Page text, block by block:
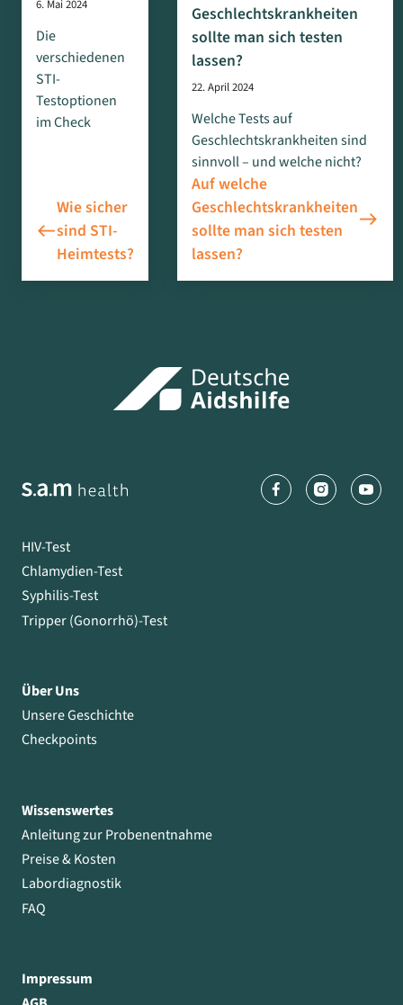
6. Mai 2024
Die
verschiedenen
STI-
Testoptionen
im Check
west
Wie sicher
sind STI-
Heimtests?
Geschlechtskrankheiten
sollte man sich testen
lassen?
22. April 2024
Welche Tests auf
Geschlechtskrankheiten sind
sinnvoll – und welche nicht?
Auf welche
Geschlechtskrankheiten
sollte man sich testen
lassen?
east
HIV-Test
Chlamydien-Test
Syphilis-Test
Tripper (Gonorrhö)-Test
Über Uns
Unsere Geschichte
Checkpoints
Wissenswertes
Anleitung zur Probenentnahme
Preise & Kosten
Labordiagnostik
FAQ
Impressum